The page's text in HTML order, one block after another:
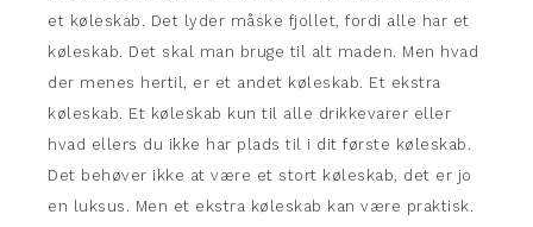
et køleskab. Det lyder måske fjollet, fordi alle har et
køleskab. Det skal man bruge til alt maden. Men hvad
der menes hertil, er et andet køleskab. Et ekstra
køleskab. Et køleskab kun til alle drikkevarer eller
hvad ellers du ikke har plads til i dit første køleskab.
Det behøver ikke at være et stort køleskab, det er jo
en luksus. Men et ekstra køleskab kan være praktisk.